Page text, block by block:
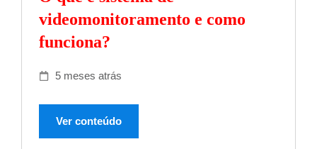
videomonitoramento e como
funciona?
5 meses atrás
Ver conteúdo